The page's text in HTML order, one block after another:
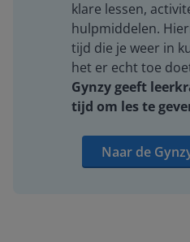
klare lessen,
hulpmiddelen.
tijd die je weer in
het er echt toe
Gynzy geeft
tijd om les te
Naar de